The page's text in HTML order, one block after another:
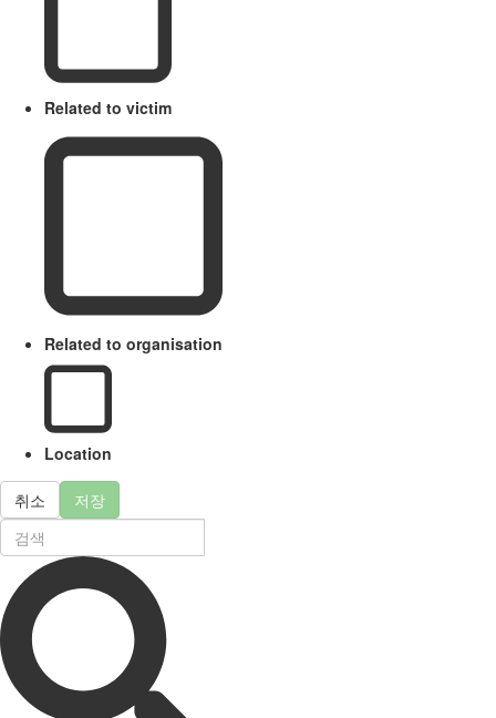
Related to victim
Related to organisation
Location
취소 저장